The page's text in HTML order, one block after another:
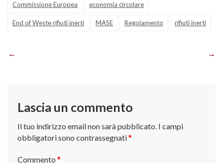
Commissione Europea economia circolare
End of Weste rifiuti inerti MASE Regolamento rifiuti inerti
Navigazione
Lascia un commento
Il tuo indirizzo email non sarà pubblicato. I campi
obbligatori sono contrassegnati*
Commento *